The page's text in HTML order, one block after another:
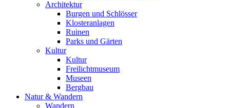
Architektur
Burgen und Schlösser
Klosteranlagen
Ruinen
Parks und Gärten
Kultur
Kultur
Freilichtmuseum
Museen
Bergbau
Natur & Wandern
Wandern